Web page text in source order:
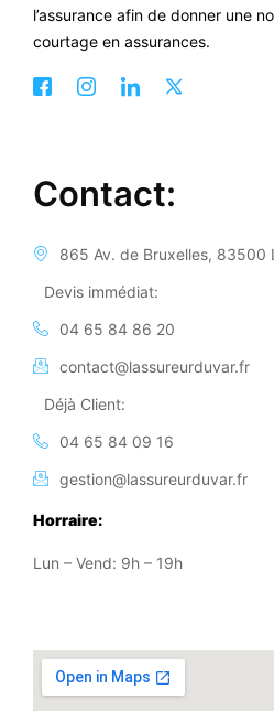
l’assurance afin de donner une
courtage en assurances.
Contact:
865 Av. de Bruxelles, 83500
Devis immédiat:
04 65 84 86 20
contact@lassureurduvar.fr
Déjà Client:
04 65 84 09 16
gestion@lassureurduvar.fr
Horraire:
Lun – Vend: 9h – 19h